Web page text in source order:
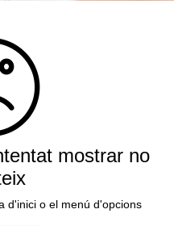
mostrar no
d'inici o el menú d'opcions